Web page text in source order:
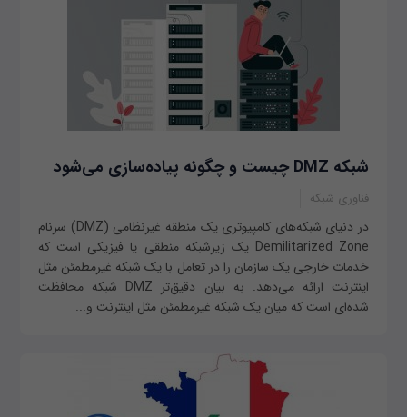
شبکه‌ DMZ چیست و چگونه پیاده‌سازی می‌شود
فناوری شبکه
در دنیای شبکه‌های کامپیوتری یک منطقه غیر‌نظامی (DMZ) سرنام
Demilitarized Zone یک زیرشبکه منطقی یا فیزیکی است که
خدمات خارجی یک سازمان را در تعامل با یک شبکه غیر‌مطمئن مثل
اینترنت ارائه می‌دهد. به بیان دقیق‌تر DMZ شبکه محافظت
شده‌ای است که میان یک شبکه غیر‌مطمئن مثل اینترنت و...